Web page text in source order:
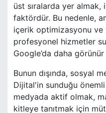
üst sıralarda yer almak,
faktördür. Bu nedenle,
içerik optimizasyonu ve
profesyonel hizmetler
Google’da daha
Bunun dışında, sosyal
Dijital'in sunduğu
medyada aktif olmak,
kitleye tanıtmak için